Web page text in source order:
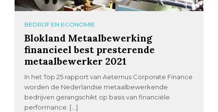
BEDRIJF EN ECONOMIE
Blokland Metaalbewerking
financieel best presterende
metaalbewerker 2021
In het Top 25 rapport van Aeternus Corporate Finance
worden de Nederlandse metaalbewerkende
bedrijven gerangschikt op basis van financiële
performance. […]